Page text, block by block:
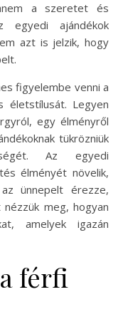
a szeretet és
egyedi ajándékok
azt is jelzik, hogy
figyelembe venni a
életstílusát. Legyen
egy élményről
tükrözniük
Az egyedi
élményét növelik,
ünnepelt érezze,
meg, hogyan
amelyek igazán
férfi